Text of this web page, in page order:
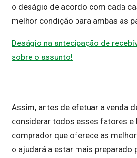
o deságio de acordo com cada
melhor condição para ambas as
Deságio na antecipação de
sobre o assunto!
Assim, antes de efetuar a venda
considerar todos esses fatores e
comprador que oferece as
o ajudará a estar mais preparado